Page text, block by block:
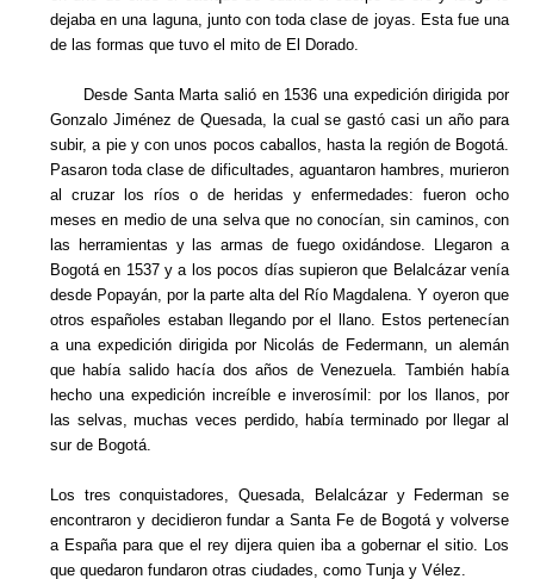
dejaba en una laguna, junto con toda clase de joyas. Esta fue una
de las formas que tuvo el mito de El Dorado.
Desde Santa Marta salió en 1536 una expedición dirigida por
Gonzalo Jiménez de Quesada, la cual se gastó casi un año para
subir, a pie y con unos pocos caballos, hasta la región de Bogotá.
Pasaron toda clase de dificultades, aguantaron hambres, murieron
al cruzar los ríos o de heridas y enfermedades: fueron ocho
meses en medio de una selva que no conocían, sin caminos, con
las herramientas y las armas de fuego oxidándose. Llegaron a
Bogotá en 1537 y a los pocos días supieron que Belalcázar venía
desde Popayán, por la parte alta del Río Magdalena. Y oyeron que
otros españoles estaban llegando por el llano. Estos pertenecían
a una expedición dirigida por Nicolás de Federmann, un alemán
que había salido hacía dos años de Venezuela. También había
hecho una expedición increíble e inverosímil: por los llanos, por
las selvas, muchas veces perdido, había terminado por llegar al
sur de Bogotá.
Los tres conquistadores, Quesada, Belalcázar y Federman se
encontraron y decidieron fundar a Santa Fe de Bogotá y volverse
a España para que el rey dijera quien iba a gobernar el sitio. Los
que quedaron fundaron otras ciudades, como Tunja y Vélez.